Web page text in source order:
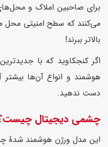
برای صاحبین املاک و
می‌کنند که سطح امنیتی محل
بالاتر ببرند!
اگر کنجکاوید که با
هوشمند و انواع آن‌ها بیشتر
دست ندهید.
چشمی دیجیتال
این مدل ورژن هوشمند شدهٔ